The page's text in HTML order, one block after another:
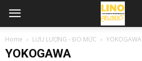
Home LƯU LƯỢNG - ĐO MỨC YOKOGAWA
YOKOGAWA